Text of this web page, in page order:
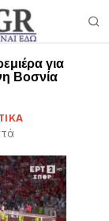
για
Βοσνία